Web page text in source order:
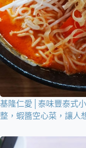
基隆仁愛│泰味豐泰式
整，蝦醬空心菜，讓人